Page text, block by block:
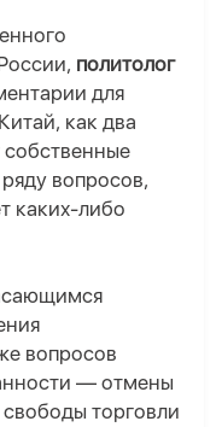
, политолог
для
как два
вопросов,
каких-либо
вопросов
— отмены
торговли